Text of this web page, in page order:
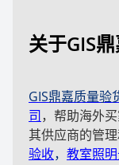
关于GIS
GIS鼎嘉质量验
司，帮助海外
其供应商的管
验收， 教室照